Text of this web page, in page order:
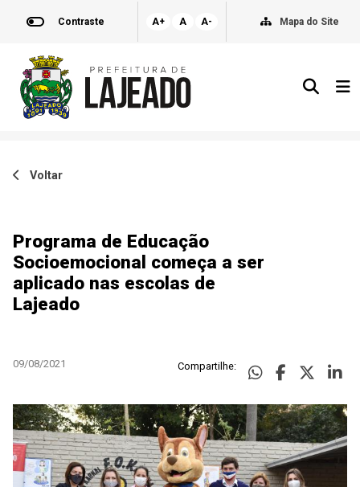
Contraste A+ A A- Mapa do Site
Voltar
Programa de Educação
Socioemocional começa a ser
aplicado nas escolas de
Lajeado
09/08/2021 Compartilhe: